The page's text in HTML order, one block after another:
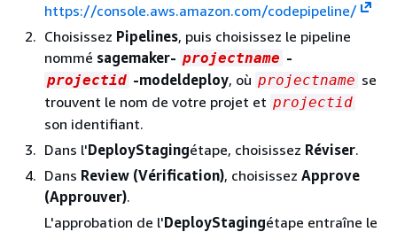
https://console.aws.amazon.com/codepipeline/
Choisissez Pipelines, puis choisissez le pipeline
nommé sagemaker- projectname -
projectid -modeldeploy, où projectname se
trouvent le nom de votre projet et projectid
son identifiant.
Dans l'DeployStagingétape, choisissez Réviser.
Dans Review (Vérification), choisissez Approve
(Approuver).
L'approbation de l'DeployStagingétape entraîne le